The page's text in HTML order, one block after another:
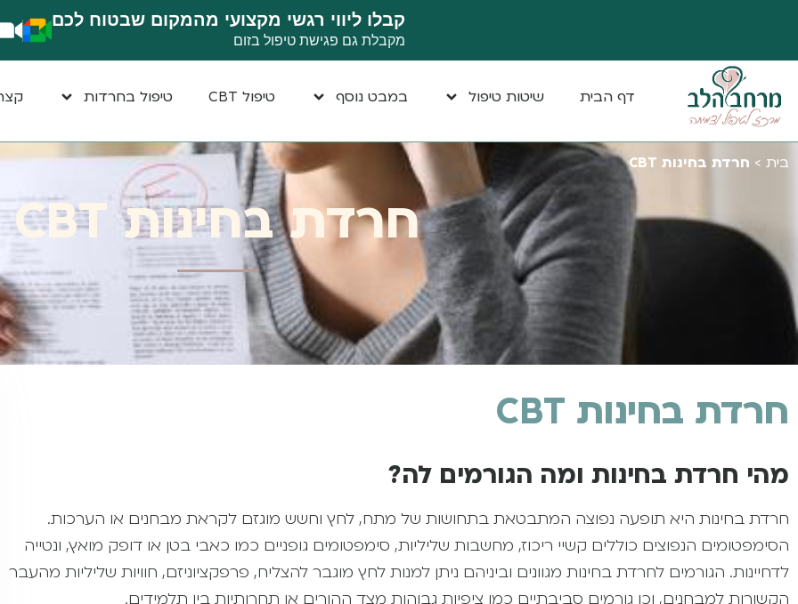
דף הבית שיטות טיפול במבט נוסף טיפול CBT טיפול בחרדות
בית > חרדת בחינות CBT
חרדת בחינות CBT
חרדת בחינות CBT
מהי חרדת בחינות ומה הגורמים לה?
חרדת בחינות היא תופעה נפוצה המתבטאת בתחושות של מתח, לחץ וחשש מוגזם לקראת מבחנים או הערכות.
הסימפטומים הנפוצים כוללים קשיי ריכוז, מחשבות שליליות, סימפטומים גופניים כמו כאבי בטן או דופק מואץ, ונטייה
לדחיינות. הגורמים לחרדת בחינות מגוונים וביניהם ניתן למנות לחץ מוגבר להצליח, פרפקציוניזם, חוויות שליליות מהעבר
הקשורות למבחנים, וכן גורמים סביבתיים כמו ציפיות גבוהות מצד ההורים או תחרותיות בין תלמידים.
קבלו ליווי רגשי מקצועי מהמקום שבטוח לכם
מקבלת גם פגישת טיפול בזום